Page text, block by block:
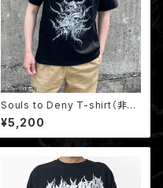
Souls to Deny T-shirt（非売
品ミニポスター付き）
¥5,200